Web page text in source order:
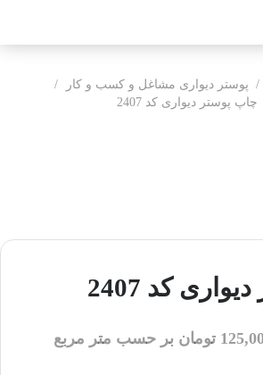
/ پوستر دیواری مشاغل و کسب و کار
/
چاپ پوستر دیواری کد 2407
کد 2407
تومان بر حسب متر مربع